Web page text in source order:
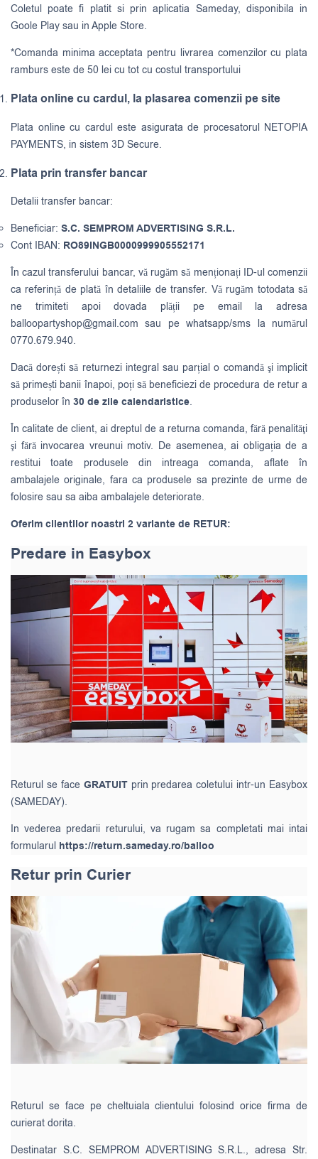
Coletul poate fi platit si prin aplicatia Sameday, disponibila in
Goole Play sau in Apple Store.
*Comanda minima acceptata pentru livrarea comenzilor cu plata
ramburs este de 50 lei cu tot cu costul transportului
Plata online cu cardul, la plasarea comenzii pe site
Plata online cu cardul este asigurata de procesatorul NETOPIA
PAYMENTS, in sistem 3D Secure.
Plata prin transfer bancar
Detalii transfer bancar:
Beneficiar: S.C. SEMPROM ADVERTISING S.R.L.
Cont IBAN: RO89INGB0000999905552171
În cazul transferului bancar, vă rugăm să menționați ID-ul comenzii
ca referință de plată în detaliile de transfer. Vă rugăm totodata să
ne trimiteti apoi dovada plății pe email la adresa
balloopartyshop@gmail.com sau pe whatsapp/sms la numărul
0770.679.940.
Dacă dorești să returnezi integral sau parțial o comandă şi implicit
să primești banii înapoi, poți să beneficiezi de procedura de retur a
produselor în 30 de zile calendaristice.
În calitate de client, ai dreptul de a returna comanda, fără penalităţi
şi fără invocarea vreunui motiv. De asemenea, ai obligația de a
restitui toate produsele din intreaga comanda, aflate în
ambalajele originale, fara ca produsele sa prezinte de urme de
folosire sau sa aiba ambalajele deteriorate.
Oferim clientilor noastri 2 variante de RETUR:
Predare in Easybox
Returul se face GRATUIT prin predarea coletului intr-un Easybox
(SAMEDAY).
In vederea predarii returului, va rugam sa completati mai intai
formularul https://return.sameday.ro/balloo
Retur prin Curier
Returul se face pe cheltuiala clientului folosind orice firma de
curierat dorita.
Destinatar S.C. SEMPROM ADVERTISING S.R.L., adresa Str.